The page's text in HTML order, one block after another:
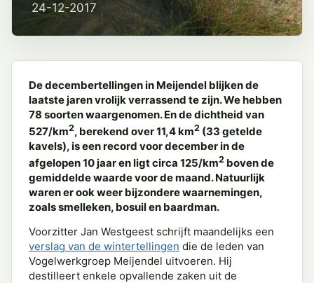
24-12-2017
De decembertellingen in Meijendel blijken de
laatste jaren vrolijk verrassend te zijn. We hebben
78 soorten waargenomen. En de dichtheid van
527/km2, berekend over 11,4 km2 (33 getelde
kavels), is een record voor december in de
afgelopen 10 jaar en ligt circa 125/km2 boven de
gemiddelde waarde voor de maand. Natuurlijk
waren er ook weer bijzondere waarnemingen,
zoals smelleken, bosuil en baardman.
Voorzitter Jan Westgeest schrijft maandelijks een
verslag van de wintertellingen die de leden van
Vogelwerkgroep Meijendel uitvoeren. Hij
destilleert enkele opvallende zaken uit de